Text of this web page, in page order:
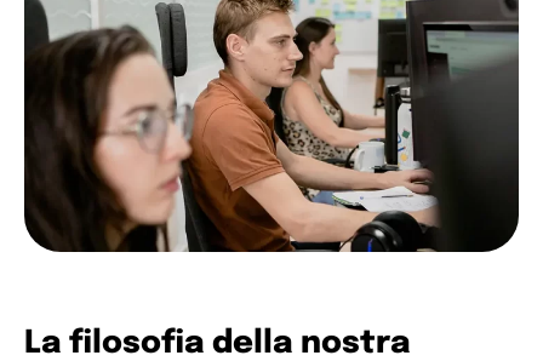
La filosofia della nostra